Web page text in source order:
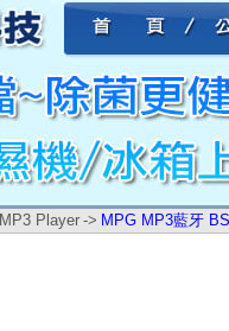
MP3 Player -> MPG MP3藍牙